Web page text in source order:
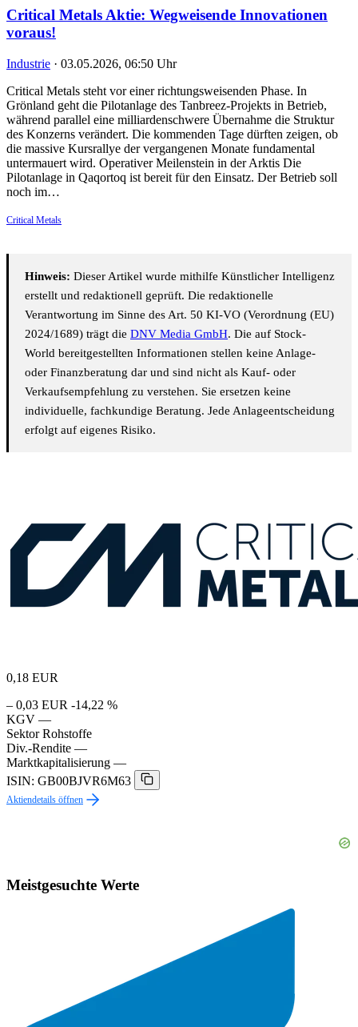
Critical Metals Aktie: Wegweisende Innovationen
voraus!
Industrie · 03.05.2026, 06:50 Uhr
Critical Metals steht vor einer richtungsweisenden Phase. In
Grönland geht die Pilotanlage des Tanbreez-Projekts in Betrieb,
während parallel eine milliardenschwere Übernahme die Struktur
des Konzerns verändert. Die kommenden Tage dürften zeigen, ob
die massive Kursrallye der vergangenen Monate fundamental
untermauert wird. Operativer Meilenstein in der Arktis Die
Pilotanlage in Qaqortoq ist bereit für den Einsatz. Der Betrieb soll
noch im…
Critical Metals
Hinweis: Dieser Artikel wurde mithilfe Künstlicher Intelligenz
erstellt und redaktionell geprüft. Die redaktionelle
Verantwortung im Sinne des Art. 50 KI-VO (Verordnung (EU)
2024/1689) trägt die DNV Media GmbH. Die auf Stock-
World bereitgestellten Informationen stellen keine Anlage-
oder Finanzberatung dar und sind nicht als Kauf- oder
Verkaufsempfehlung zu verstehen. Sie ersetzen keine
individuelle, fachkundige Beratung. Jede Anlageentscheidung
erfolgt auf eigenes Risiko.
0,18 EUR
– 0,03 EUR -14,22 %
KGV —
Sektor Rohstoffe
Div.-Rendite —
Marktkapitalisierung —
ISIN: GB00BJVR6M63
Aktiendetails öffnen
Meistgesuchte Werte